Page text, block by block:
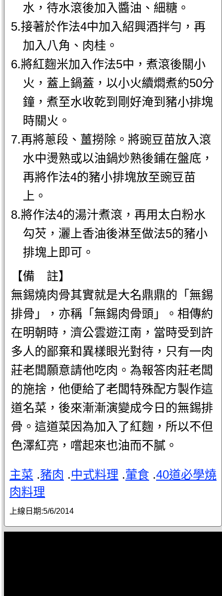
水，待水滾後加入醬油、細糖。
5.接著於作法4中加入紹興酒拌勻，再
加入八角、肉桂。
6.將紅麴米加入作法5中，煮滾後關小
火，蓋上鍋蓋，以小火續燜煮約50分
鐘，煮至水收乾到剛好淹到豬小排塊
時關火。
7.再將蔥段、薑撈除。將豌豆苗放入滾
水中燙熟或以油鍋炒熟後鋪在盤底，
再將作法4的豬小排塊放至豌豆苗
上。
8.將作法4的湯汁煮滾，再用太白粉水
勾芡，灑上香油後淋至做法5的豬小
排塊上即可。
【備 註】
無錫燒肉骨其實就是大名鼎鼎的「無錫
排骨」，亦稱「無錫肉骨頭」。相傳約
在明朝時，濟公雲遊江南，當時受到許
多人的鄙棄和異樣眼光對待，只有一肉
莊老闆願意請他吃肉。為報答肉莊老闆
的施捨，他便給了老闆特殊配方製作這
道名菜，後來漸漸演變成今日的無錫排
骨。這道菜因為加入了紅麴，所以不但
色澤紅亮，嚐起來也油而不膩。
主菜 .豬肉 .中式料理 .葷食 .40道必學燒
肉料理
上線日期:5/6/2014